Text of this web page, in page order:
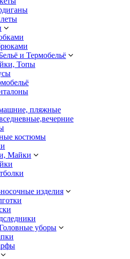
и Термобельё
Топы
пляжные
костюмы
Майки
изделия
уборы